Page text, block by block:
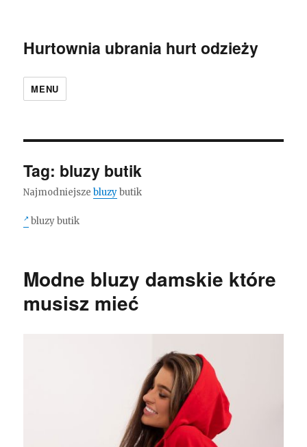
Hurtownia ubrania hurt odzieży
MENU
Tag: bluzy butik
Najmodniejszebluzybutik
bluzy butik
Modne bluzy damskie które
musisz mieć